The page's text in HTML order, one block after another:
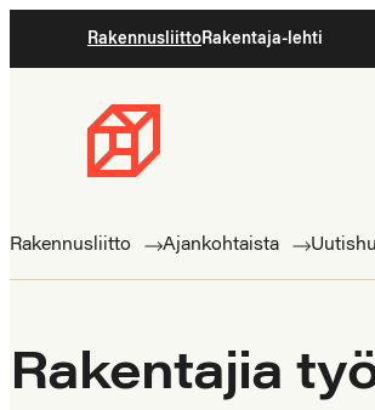
suoraan
RakennusliittoRakentaja-lehti
Rakennusliitto
ammattilaisten
Rakennusliitto Ajankohtaista
Rakentajia